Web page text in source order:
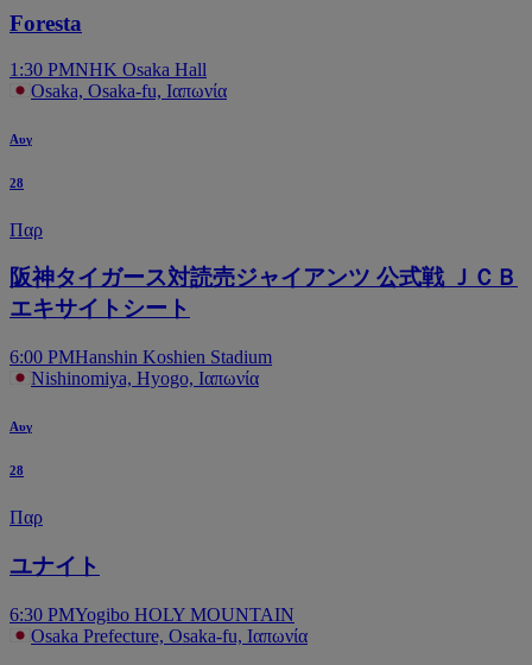
Foresta
1:30 PMNHK Osaka Hall
Osaka, Osaka-fu, Ιαπωνία
Αυγ
28
Παρ
阪神タイガース対読売ジャイアンツ 公式戦 ＪＣＢ
エキサイトシート
6:00 PMHanshin Koshien Stadium
Nishinomiya, Hyogo, Ιαπωνία
Αυγ
28
Παρ
ユナイト
6:30 PMYogibo HOLY MOUNTAIN
Osaka Prefecture, Osaka-fu, Ιαπωνία